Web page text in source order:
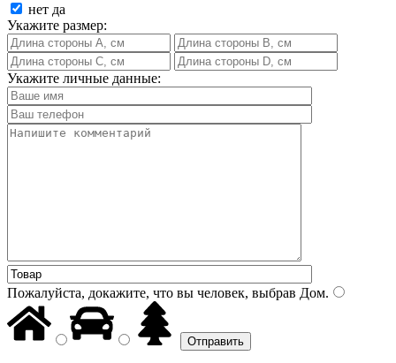
нет да
Укажите размер:
Укажите личные данные:
Пожалуйста, докажите, что вы человек, выбрав Дом.